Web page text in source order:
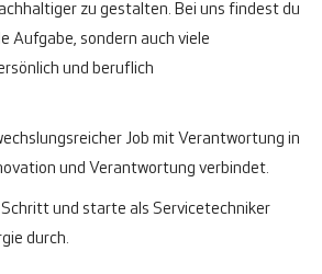
zu gestalten. Bei uns findest du
Aufgabe, sondern auch viele
und beruflich
Job mit Verantwortung in
und Verantwortung verbindet.
und starte als Servicetechniker
durch.